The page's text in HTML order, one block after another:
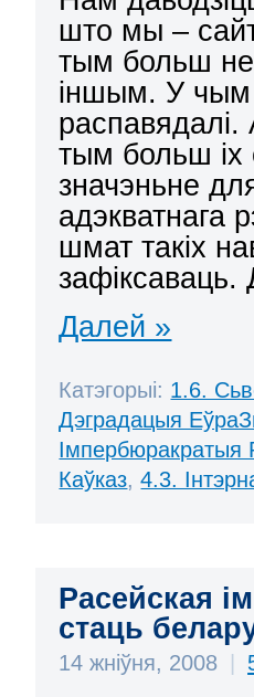
што мы –
тым больш не
іншым. У чым
тым больш іх
значэньне
адэкватнага
шмат такіх
Далей »
Катэгорыі: 1.6.
Дэградацыя
Імпербюракратыя
Каўказ,4.3.
Расейская
стаць
14 жніўня, 2008